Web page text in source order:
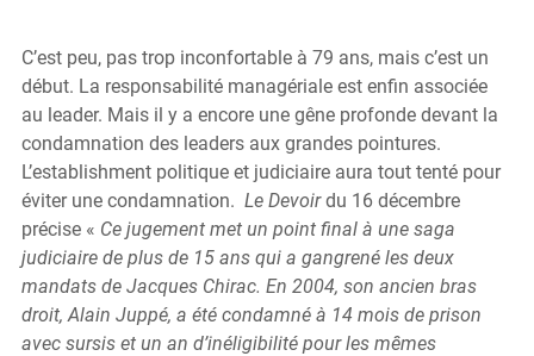
C’est peu, pas trop inconfortable à 79 ans, mais c’est un
début. La responsabilité managériale est enfin associée
au leader. Mais il y a encore une gêne profonde devant la
condamnation des leaders aux grandes pointures.
L’establishment politique et judiciaire aura tout tenté pour
éviter une condamnation. Le Devoir du 16 décembre
précise « Ce jugement met un point final à une saga
judiciaire de plus de 15 ans qui a gangrené les deux
mandats de Jacques Chirac. En 2004, son ancien bras
droit, Alain Juppé, a été condamné à 14 mois de prison
avec sursis et un an d’inéligibilité pour les mêmes